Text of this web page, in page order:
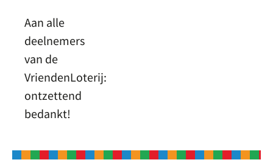
Aan alle
deelnemers
van de
VriendenLoterij:
ontzettend
bedankt!